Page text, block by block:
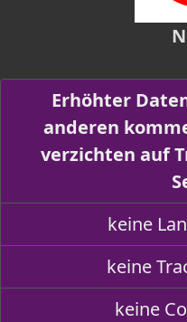
Erhöhter
anderen
verzichten auf
keine
keine
keine